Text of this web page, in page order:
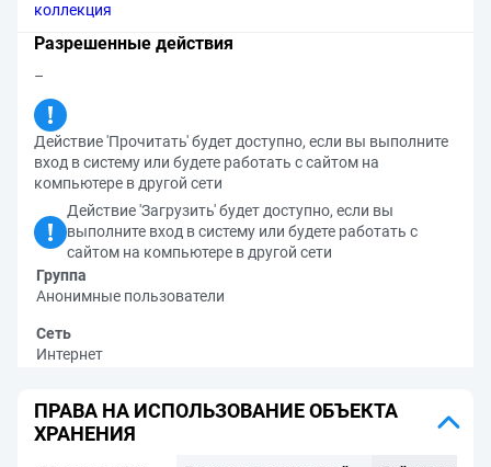
коллекция
Разрешенные действия
–
Действие 'Прочитать' будет доступно, если вы выполните
вход в систему или будете работать с сайтом на
компьютере в другой сети
Действие 'Загрузить' будет доступно, если вы
выполните вход в систему или будете работать с
сайтом на компьютере в другой сети
Группа
Анонимные пользователи
Сеть
Интернет
ПРАВА НА ИСПОЛЬЗОВАНИЕ ОБЪЕКТА
ХРАНЕНИЯ